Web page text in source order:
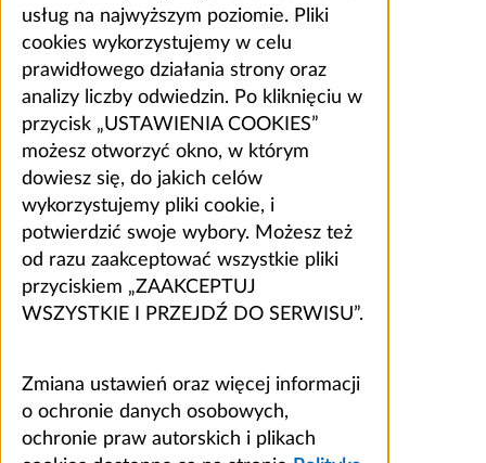
usług na najwyższym poziomie. Pliki
cookies wykorzystujemy w celu
prawidłowego działania strony oraz
analizy liczby odwiedzin. Po kliknięciu w
przycisk „USTAWIENIA COOKIES”
możesz otworzyć okno, w którym
dowiesz się, do jakich celów
wykorzystujemy pliki cookie, i
potwierdzić swoje wybory. Możesz też
od razu zaakceptować wszystkie pliki
przyciskiem „ZAAKCEPTUJ
WSZYSTKIE I PRZEJDŹ DO SERWISU”.
Zmiana ustawień oraz więcej informacji
o ochronie danych osobowych,
ochronie praw autorskich i plikach